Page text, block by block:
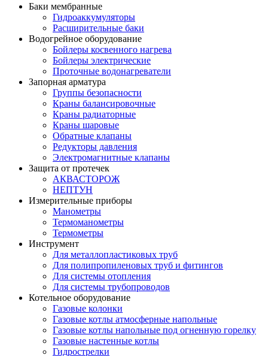
Баки мембранные
Гидроаккумуляторы
Расширительные баки
Водогрейное оборудование
Бойлеры косвенного нагрева
Бойлеры электрические
Проточные водонагреватели
Запорная арматура
Группы безопасности
Краны балансировочные
Краны радиаторные
Краны шаровые
Обратные клапаны
Редукторы давления
Электромагнитные клапаны
Защита от протечек
АКВАСТОРОЖ
НЕПТУН
Измерительные приборы
Манометры
Термоманометры
Термометры
Инструмент
Для металлопластиковых труб
Для полипропиленовых труб и фитингов
Для системы отопления
Для системы трубопроводов
Котельное оборудование
Газовые колонки
Газовые котлы атмосферные напольные
Газовые котлы напольные под огненную горелку
Газовые настенные котлы
Гидрострелки